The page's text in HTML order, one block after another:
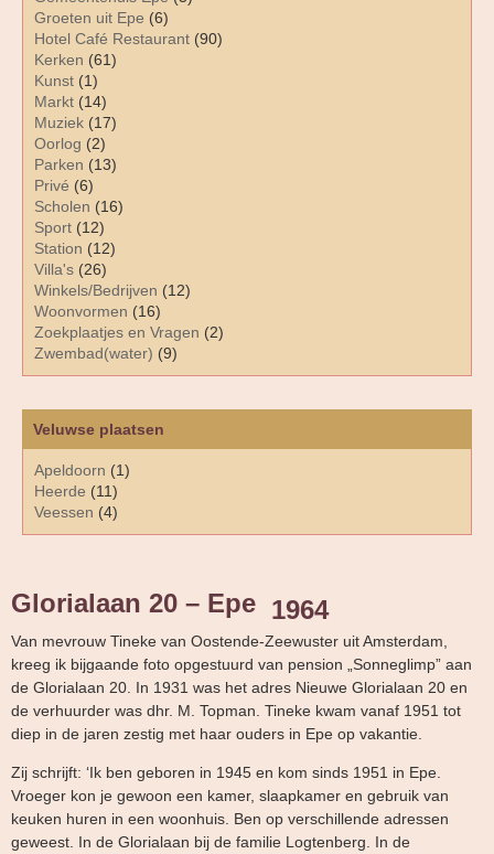
Groeten uit Epe (6)
Hotel Café Restaurant (90)
Kerken (61)
Kunst (1)
Markt (14)
Muziek (17)
Oorlog (2)
Parken (13)
Privé (6)
Scholen (16)
Sport (12)
Station (12)
Villa's (26)
Winkels/Bedrijven (12)
Woonvormen (16)
Zoekplaatjes en Vragen (2)
Zwembad(water) (9)
Veluwse plaatsen
Apeldoorn (1)
Heerde (11)
Veessen (4)
Glorialaan 20 – Epe 1964
Van mevrouw Tineke van Oostende-Zeewuster uit Amsterdam,
kreeg ik bijgaande foto opgestuurd van pension „Sonneglimp” aan
de Glorialaan 20. In 1931 was het adres Nieuwe Glorialaan 20 en
de verhuurder was dhr. M. Topman. Tineke kwam vanaf 1951 tot
diep in de jaren zestig met haar ouders in Epe op vakantie.
Zij schrijft: ‘Ik ben geboren in 1945 en kom sinds 1951 in Epe.
Vroeger kon je gewoon een kamer, slaapkamer en gebruik van
keuken huren in een woonhuis. Ben op verschillende adressen
geweest. In de Glorialaan bij de familie Logtenberg. In de